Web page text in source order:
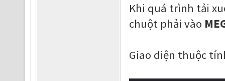
Khi quá trình tải
chuột phải vào
Giao diện thuộc